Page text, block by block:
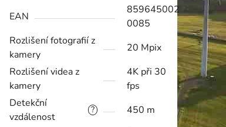
EAN
859645002
0085
Rozlišení fotografií z
kamery
20 Mpix
Rozlišení videa z
kamery
4K při 30
fps
?
Detekční
vzdálenost
450 m